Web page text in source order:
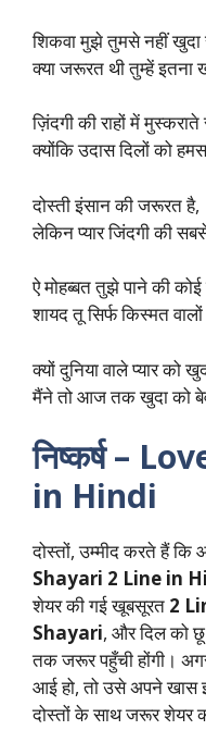
शिकवा मुझे तुमसे नहीं खुदा
क्या जरूरत थी तुम्हें इतना
ज़िंदगी की राहों में मुस्कराते
क्योंकि उदास दिलों को
दोस्ती इंसान की जरूरत है,
लेकिन प्यार जिंदगी की
ऐ मोहब्बत तुझे पाने की कोई
शायद तू सिर्फ किस्मत
क्यों दुनिया वाले प्यार को
मैंने तो आज तक खुदा को
निष्कर्ष –
in Hindi
दोस्तों, उम्मीद करते हैं कि
Shayari 2 Line in
शेयर की गई खूबसूरत 2
Shayari, और दिल को छू
तक जरूर पहुँची होंगी।
आई हो, तो उसे अपने
दोस्तों के साथ जरूर शेयर